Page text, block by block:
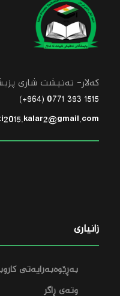
کەلار- تەنیشت شاری
1515 393 0771 (964+)
زانیاری
بەڕێوەبەرایەتی
وتەی ڕاگر